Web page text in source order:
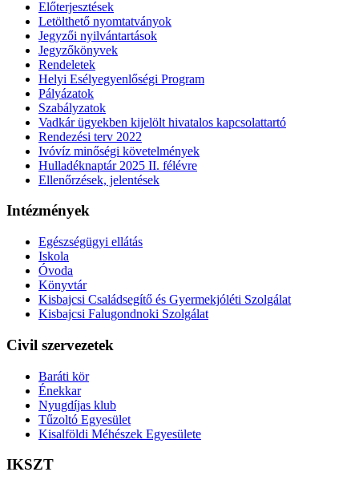
Előterjesztések
Letölthető nyomtatványok
Jegyzői nyilvántartások
Jegyzőkönyvek
Rendeletek
Helyi Esélyegyenlőségi Program
Pályázatok
Szabályzatok
Vadkár ügyekben kijelölt hivatalos kapcsolattartó
Rendezési terv 2022
Ivóvíz minőségi követelmények
Hulladéknaptár 2025 II. félévre
Ellenőrzések, jelentések
Intézmények
Egészségügyi ellátás
Iskola
Óvoda
Könyvtár
Kisbajcsi Családsegítő és Gyermekjóléti Szolgálat
Kisbajcsi Falugondnoki Szolgálat
Civil szervezetek
Baráti kör
Énekkar
Nyugdíjas klub
Tűzoltó Egyesület
Kisalföldi Méhészek Egyesülete
IKSZT